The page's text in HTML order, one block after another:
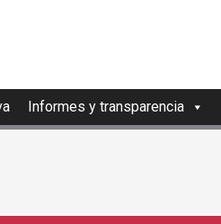
Informes y transparencia